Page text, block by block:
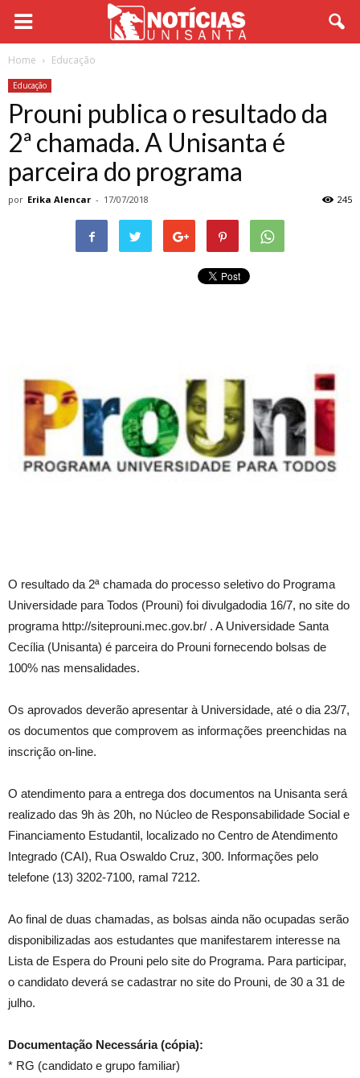
Home Educação
Educação
Prouni publica o resultado da
2ª chamada. A Unisanta é
parceira do programa
por Erika Alencar - 17/07/2018 245
O resultado da 2ª chamada do processo seletivo do Programa
Universidade para Todos (Prouni) foi divulgadodia 16/7, no site do
programa http://siteprouni.mec.gov.br/ . A Universidade Santa
Cecília (Unisanta) é parceira do Prouni fornecendo bolsas de
100% nas mensalidades.
Os aprovados deverão apresentar à Universidade, até o dia 23/7,
os documentos que comprovem as informações preenchidas na
inscrição on-line.
O atendimento para a entrega dos documentos na Unisanta será
realizado das 9h às 20h, no Núcleo de Responsabilidade Social e
Financiamento Estudantil, localizado no Centro de Atendimento
Integrado (CAI), Rua Oswaldo Cruz, 300. Informações pelo
telefone (13) 3202-7100, ramal 7212.
Ao final de duas chamadas, as bolsas ainda não ocupadas serão
disponibilizadas aos estudantes que manifestarem interesse na
Lista de Espera do Prouni pelo site do Programa. Para participar,
o candidato deverá se cadastrar no site do Prouni, de 30 a 31 de
julho.
Documentação Necessária (cópia):
* RG (candidato e grupo familiar)